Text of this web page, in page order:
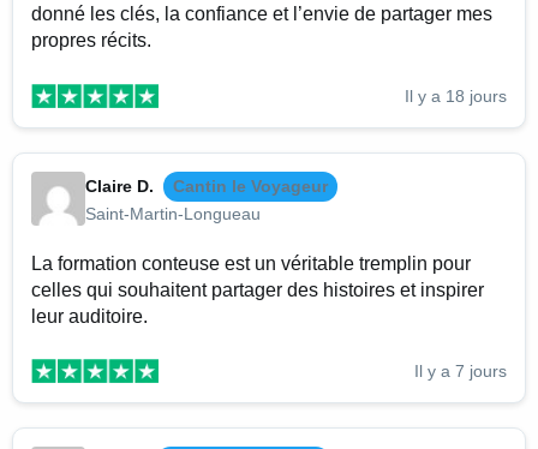
donné les clés, la confiance et l’envie de partager mes
propres récits.
Il y a 18 jours
Claire D.
Cantin le Voyageur
Saint-Martin-Longueau
La formation conteuse est un véritable tremplin pour
celles qui souhaitent partager des histoires et inspirer
leur auditoire.
Il y a 7 jours